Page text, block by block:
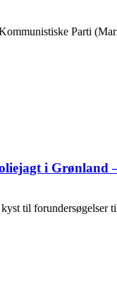
Parti
i Grønland
til